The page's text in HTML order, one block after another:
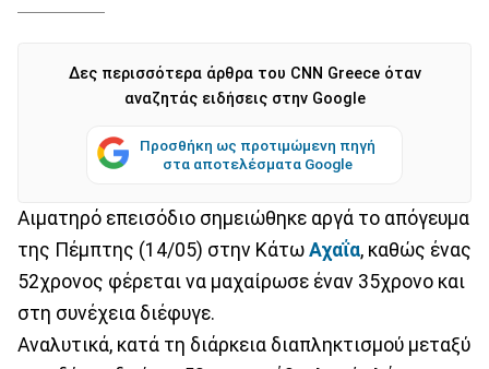
Δες περισσότερα άρθρα του CNN Greece όταν
αναζητάς ειδήσεις στην Google
Προσθήκη ως προτιμώμενη πηγή
στα αποτελέσματα Google
Αιματηρό επεισόδιο σημειώθηκε αργά το απόγευμα
της Πέμπτης (14/05) στην Κάτω Αχαΐα, καθώς ένας
52χρονος φέρεται να μαχαίρωσε έναν 35χρονο και
στη συνέχεια διέφυγε.
Αναλυτικά, κατά τη διάρκεια διαπληκτισμού μεταξύ